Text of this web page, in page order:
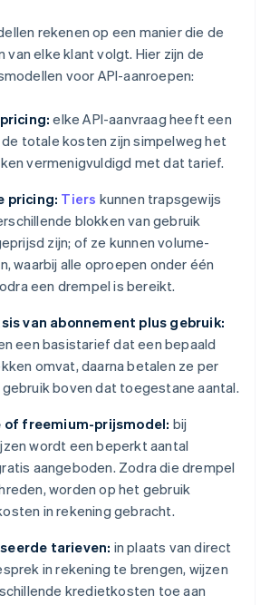
rekenen op een manier die de
van elke klant volgt. Hier zijn de
voor API-aanroepen:
elke API-aanvraag heeft een
totale kosten zijn simpelweg het
vermenigvuldigd met dat tarief.
pricing: Tiers kunnen trapsgewijs
blokken van gebruik
zijn; of ze kunnen volume-
waarbij alle oproepen onder één
een drempel is bereikt.
van abonnement plus gebruik:
een basistarief dat een bepaald
omvat, daarna betalen ze per
boven dat toegestane aantal.
of freemium-prijsmodel: bij
wordt een beperkt aantal
aangeboden. Zodra die drempel
worden op het gebruik
in rekening gebracht.
tarieven: in plaats van direct
in rekening te brengen, wijzen
kredietkosten toe aan